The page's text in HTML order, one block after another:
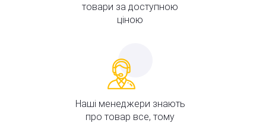
товари за доступною
ціною
Наші менеджери знають
про товар все, тому